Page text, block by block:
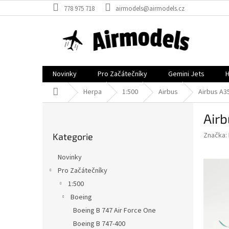
na
778 975 718 airmodels@airmodels.cz
Novinky Pro Začátečníky Gemini Jets
Domů Herpa 1:500 Airbus Airbus
kategorie
Kategorie
Novinky
Pro Začátečníky
1:500
Boeing
Boeing B 747 Air Force One
Boeing B 747-400
Značka: